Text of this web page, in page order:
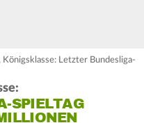
Letzter Bundesliga-
SPIELTAG